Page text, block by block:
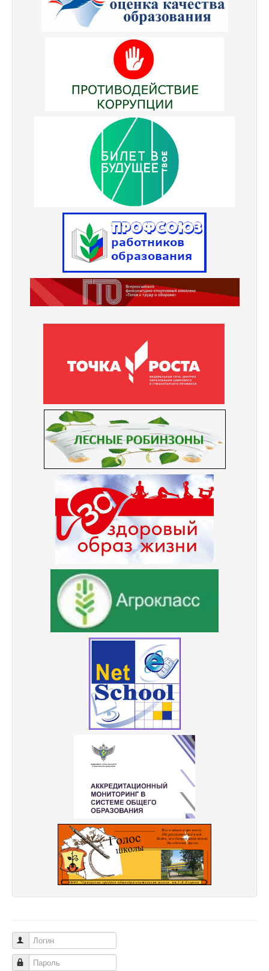
Логин
Пароль